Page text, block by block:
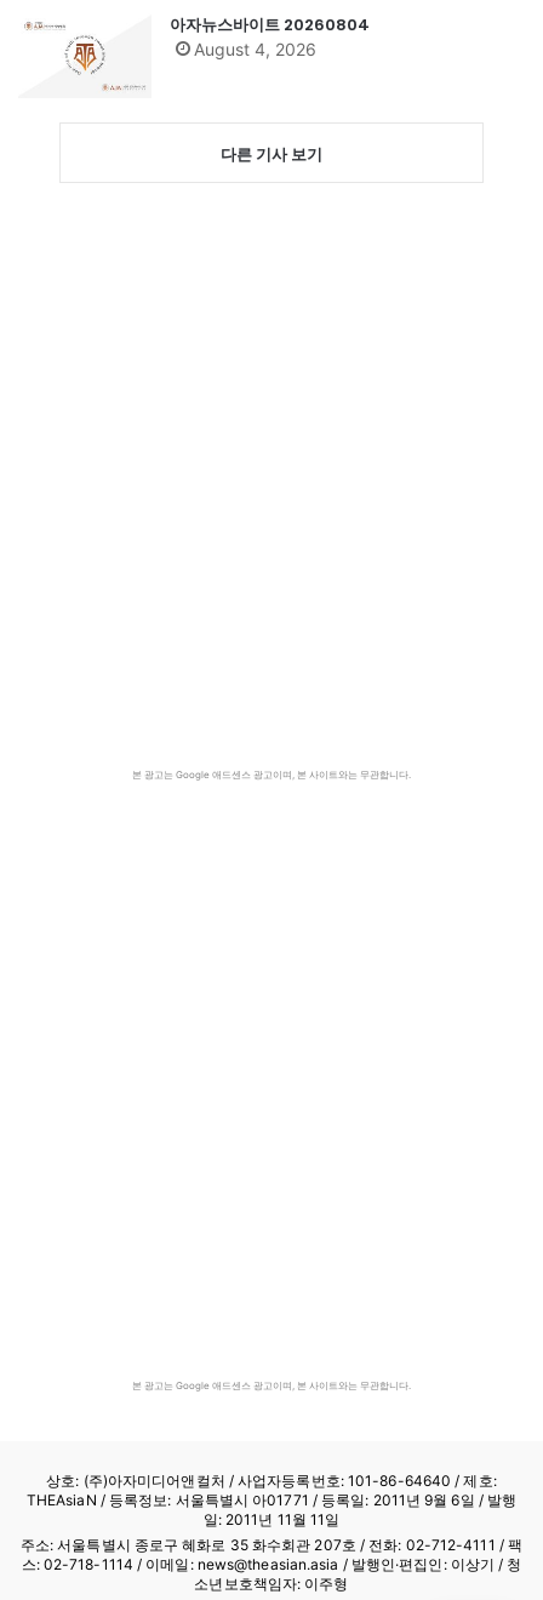
아자뉴스바이트 20260804
August 4, 2026
다른 기사 보기
본 광고는 Google 애드센스 광고이며, 본 사이트와는 무관합니다.
본 광고는 Google 애드센스 광고이며, 본 사이트와는 무관합니다.
상호: (주)아자미디어앤컬처 /사업자등록번호: 101-86-64640 / 제호:
THEAsiaN / 등록정보: 서울특별시 아01771 / 등록일: 2011년 9월 6일 / 발행
일: 2011년 11월 11일
주소: 서울특별시 종로구 혜화로 35 화수회관 207호 / 전화: 02-712-4111 / 팩
스: 02-718-1114 / 이메일: news@theasian.asia / 발행인·편집인: 이상기 / 청
소년보호책임자: 이주형